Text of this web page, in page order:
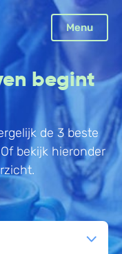
Menu
Sluiten
begint
de 3 beste
bekijk hieronder